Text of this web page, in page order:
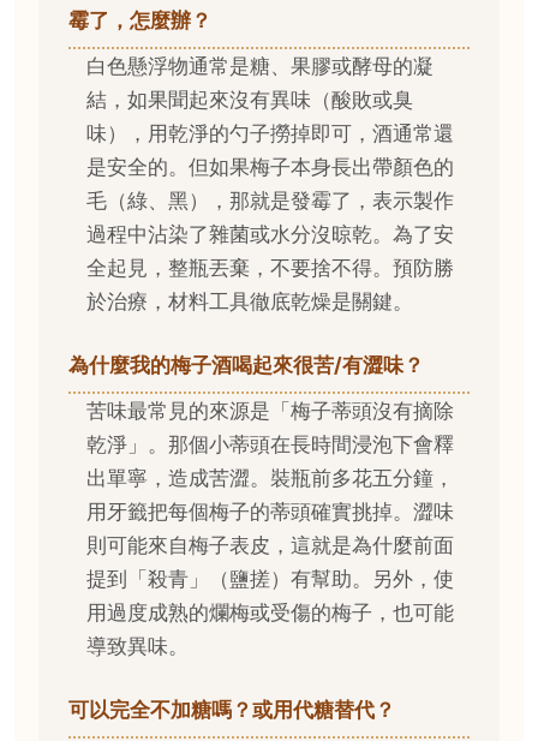
霉了，怎麼辦？
白色懸浮物通常是糖、果膠或酵母的凝
結，如果聞起來沒有異味（酸敗或臭
味），用乾淨的勺子撈掉即可，酒通常還
是安全的。但如果梅子本身長出帶顏色的
毛（綠、黑），那就是發霉了，表示製作
過程中沾染了雜菌或水分沒晾乾。為了安
全起見，整瓶丟棄，不要捨不得。預防勝
於治療，材料工具徹底乾燥是關鍵。
為什麼我的梅子酒喝起來很苦/有澀味？
苦味最常見的來源是「梅子蒂頭沒有摘除
乾淨」。那個小蒂頭在長時間浸泡下會釋
出單寧，造成苦澀。裝瓶前多花五分鐘，
用牙籤把每個梅子的蒂頭確實挑掉。澀味
則可能來自梅子表皮，這就是為什麼前面
提到「殺青」（鹽搓）有幫助。另外，使
用過度成熟的爛梅或受傷的梅子，也可能
導致異味。
可以完全不加糖嗎？或用代糖替代？